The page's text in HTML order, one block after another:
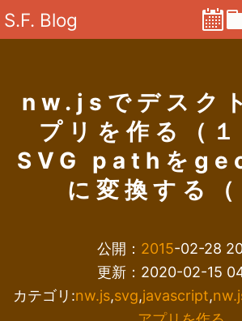
S.F. Blog
nw.jsでデスク
プリを作る（
SVG pathを
に変換する（
公開： 2015-02-28
更新：2020-02-15
カテゴリ:nw.js,svg,javascript,